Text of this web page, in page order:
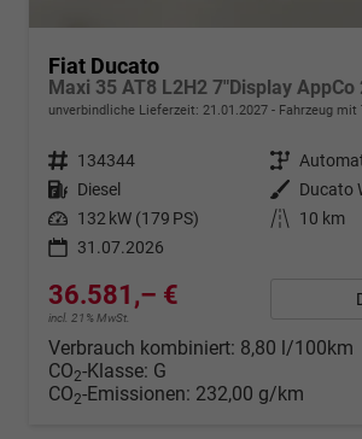
Fiat Ducato
Maxi 35 AT8 L2H2 7"Display AppCo
unverbindliche Lieferzeit: 21.01.2027 Fahrzeug mit
Fahrzeugnr. 134344 Getriebe
Kraftstoff Diesel Außenfarbe Ducato
Leistung 132 kW (179 PS) Kilometerstand
10 km
31.07.2026
36.581,– €
incl. 21% MwSt.
Verbrauch kombiniert: 8,80 l/100km
CO2-Klasse: G
CO2-Emissionen: 232,00 g/km